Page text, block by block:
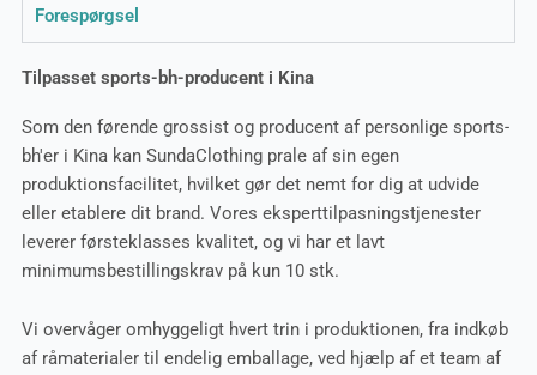
Forespørgsel
Tilpasset sports-bh-producent i Kina
Som den førende grossist og producent af personlige sports-
bh'er i Kina kan SundaClothing prale af sin egen
produktionsfacilitet, hvilket gør det nemt for dig at udvide
eller etablere dit brand. Vores eksperttilpasningstjenester
leverer førsteklasses kvalitet, og vi har et lavt
minimumsbestillingskrav på kun 10 stk.
Vi overvåger omhyggeligt hvert trin i produktionen, fra indkøb
af råmaterialer til endelig emballage, ved hjælp af et team af